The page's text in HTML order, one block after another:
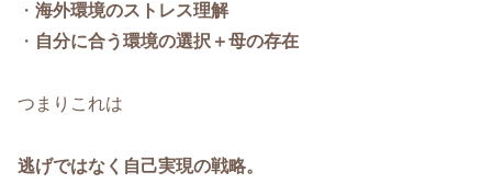
・ 海外環境のストレス理解
・ 自分に合う環境の選択＋母の存在
つまりこれは
逃げではなく自己実現の戦略。